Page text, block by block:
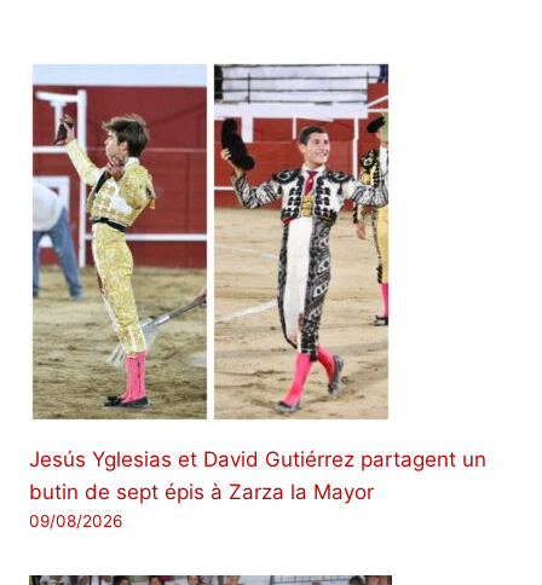
Jesús Yglesias et David Gutiérrez partagent un
butin de sept épis à Zarza la Mayor
09/08/2026